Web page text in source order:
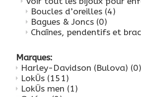
Boucles d’oreilles (4)
Bagues & Joncs (0)
Chaînes, pendentifs et
Marques:
Harley-Davidson (Bulova) (0)
LokÜs (151)
LokÜs men (1)